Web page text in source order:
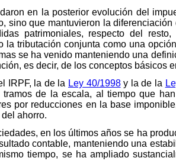
en la posterior evolución del
sino que mantuvieron la
patrimoniales, respecto del
la tributación conjunta como una
se ha venido manteniendo una
es decir, de los conceptos básicos
IRPF, la de la Ley 40/1998y la de la
de la escala, al tiempo que
por reducciones en la base
ahorro.
en los últimos años se ha
contable, manteniendo una
tiempo, se ha ampliado